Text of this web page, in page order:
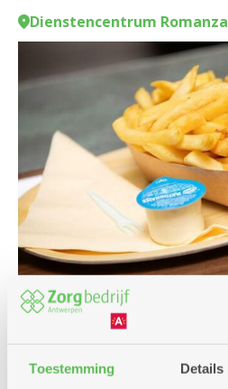
Toestemming Details
Dienstencentrum Romanza